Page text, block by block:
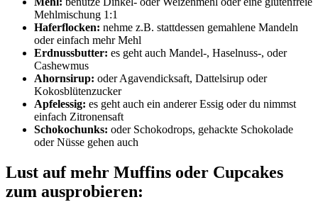
Mehlmischung 1:1
Haferflocken: nehme z.B. stattdessen gemahlene Mandeln
oder einfach mehr Mehl
Erdnussbutter: es geht auch Mandel-, Haselnuss-, oder
Cashewmus
Ahornsirup: oder Agavendicksaft, Dattelsirup oder
Kokosblütenzucker
Apfelessig: es geht auch ein anderer Essig oder du nimmst
einfach Zitronensaft
Schokochunks: oder Schokodrops, gehackte Schokolade
oder Nüsse gehen auch
Lust auf mehr Muffins oder Cupcakes
zum ausprobieren: